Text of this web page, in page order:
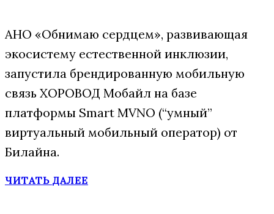
АНО «Обнимаю сердцем», развивающая
экосистему естественной инклюзии,
запустила брендированную мобильную
связь ХОРОВОД Мобайл на базе
платформы Smart MVNO (“умный”
виртуальный мобильный оператор) от
Билайна.
ЧИТАТЬ ДАЛЕЕ